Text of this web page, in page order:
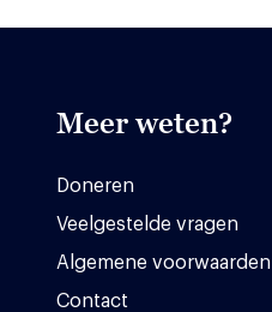
Meer weten?
Doneren
Veelgestelde vragen
Algemene voorwaarden
Contact